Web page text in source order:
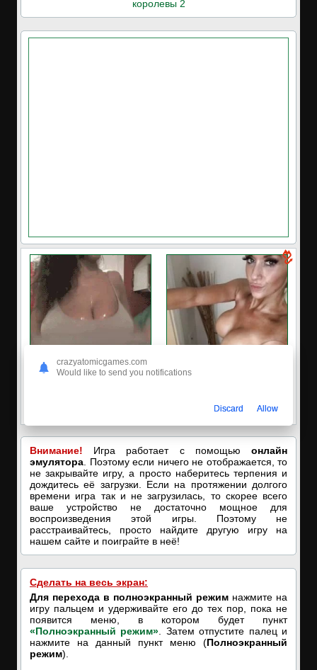
королевы 2
профиле! Хочу ебаться...❤️
Внимание! Игра работает с помощью онлайн
эмулятора . Поэтому если ничего не отображается, то
не закрывайте игру, а просто наберитесь терпения и
дождитесь её загрузки. Если на протяжении долгого
времени игра так и не загрузилась, то скорее всего
ваше устройство не достаточно мощное для
воспроизведения этой игры. Поэтому не
расстраивайтесь, просто найдите другую игру на
нашем сайте и поиграйте в неё!
Сделать на весь экран:
Для перехода в полноэкранный режим нажмите на
игру пальцем и удерживайте его до тех пор, пока не
появится меню, в котором будет пункт
«Полноэкранный режим» . Затем отпустите палец и
нажмите на данный пункт меню (Полноэкранный
режим).
crazyatomicgames.com
Would like to send you notifications
Discard Allow